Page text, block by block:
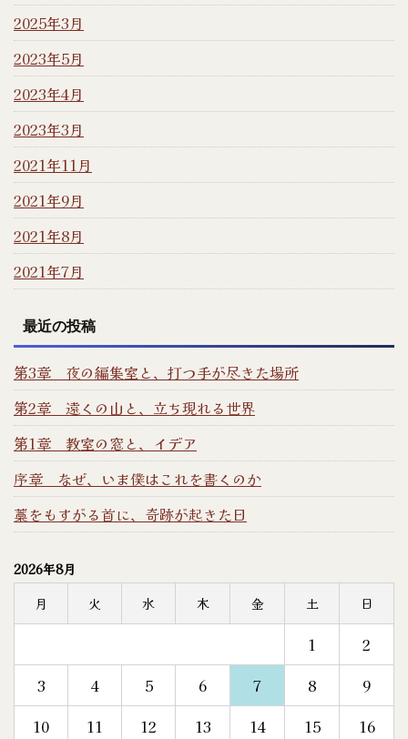
2025年3月
2023年5月
2023年4月
2023年3月
2021年11月
2021年9月
2021年8月
2021年7月
最近の投稿
第3章 夜の編集室と、打つ手が尽きた場所
第2章 遠くの山と、立ち現れる世界
第1章 教室の窓と、イデア
序章 なぜ、いま僕はこれを書くのか
藁をもすがる首に、奇跡が起きた日
2026年8月
月
火 水 木 金 土 日
1
2
3
4 5 6 7 8
9
10
11 12 13 14 15
16